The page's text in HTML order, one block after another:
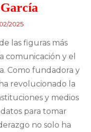
2025
las figuras más
comunicación y el
Como fundadora y
revolucionado la
y medios
para tomar
no solo ha